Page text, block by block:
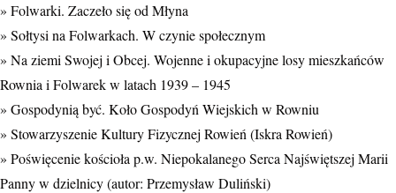
Dla dzielnicy Rowień-Folwarki są to obszary w lokalizacji ul. Cysterskiej,
Co to oznacza?
To dopiero początek procedury – właśnie teraz mieszkańcy mogą zgłaszać
Zobacz więcej
Zdjęcie
Zobacz na Facebooku Udostępnij
» Folwarki. Zaczeło się od Młyna
» Sołtysi na Folwarkach. W czynie społecznym
» Na ziemi Swojej i Obcej. Wojenne i okupacyjne losy mieszkańców
Rownia i Folwarek w latach 1939 – 1945
» Gospodynią być. Koło Gospodyń Wiejskich w Rowniu
» Stowarzyszenie Kultury Fizycznej Rowień (Iskra Rowień)
» Poświęcenie kościoła p.w. Niepokalanego Serca Najświętszej Marii
Panny w dzielnicy(autor: Przemysław Duliński)